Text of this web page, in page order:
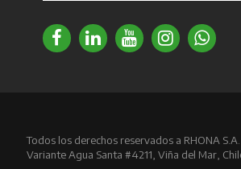
Todos los derechos reservados a RHONA S.A.
Variante Agua Santa #4211, Viña del Mar,